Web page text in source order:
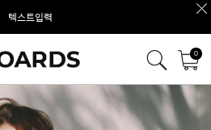
텍스트입력
0